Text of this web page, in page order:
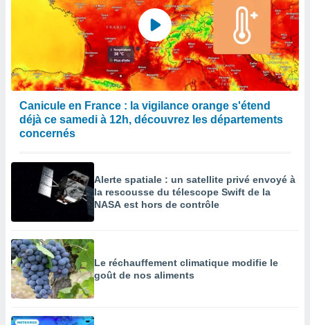
Canicule en France : la vigilance orange s'étend
déjà ce samedi à 12h, découvrez les départements
concernés
Alerte spatiale : un satellite privé envoyé à
la rescousse du télescope Swift de la
NASA est hors de contrôle
Le réchauffement climatique modifie le
goût de nos aliments